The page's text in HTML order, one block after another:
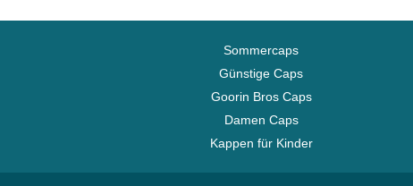
Chelsea Football Club
Chicago Blackhawks
Chicago White Sox
Sommercaps
Günstige Caps
Goorin Bros Caps
Damen Caps
Kappen für Kinder